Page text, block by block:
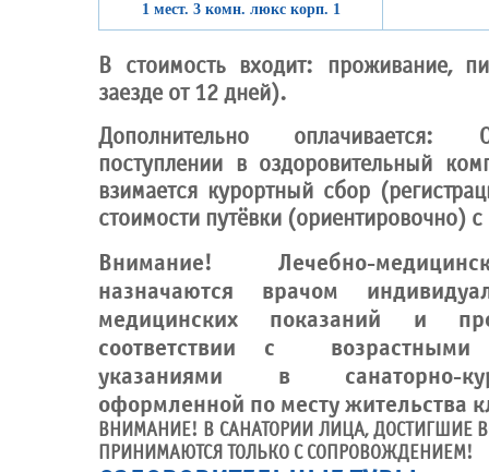
1 мест. 3 комн. люкс корп. 1
В стоимость входит: проживание,
заезде от 12 дней).
Дополнительно оплачивается:
поступлении в оздоровительный
взимается курортный сбор
стоимости путёвки (ориентировочно) c
Внимание! Лечебно-
назначаются врачом
медицинских показаний и
соответствии с возрастными
указаниями в санаторно-
оформленной по месту жительства
ВНИМАНИЕ! В САНАТОРИИ ЛИЦА, ДОСТИГШИЕ
ПРИНИМАЮТСЯ ТОЛЬКО С СОПРОВОЖДЕНИЕМ!